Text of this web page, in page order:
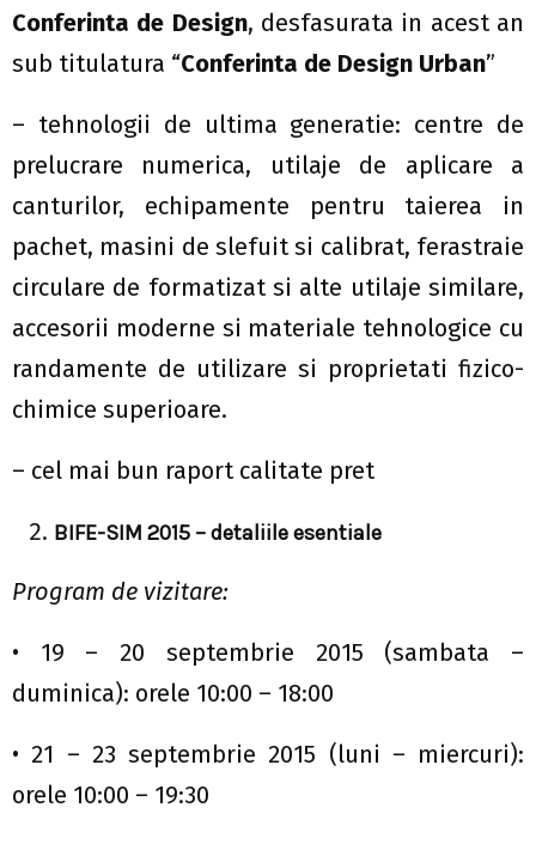
Conferinta de Design, desfasurata in acest an
sub titulatura “Conferinta de Design Urban”
– tehnologii de ultima generatie: centre de
prelucrare numerica, utilaje de aplicare a
canturilor, echipamente pentru taierea in
pachet, masini de slefuit si calibrat, ferastraie
circulare de formatizat si alte utilaje similare,
accesorii moderne si materiale tehnologice cu
randamente de utilizare si proprietati fizico-
chimice superioare.
– cel mai bun raport calitate pret
BIFE-SIM 2015 – detaliile esentiale
Program de vizitare:
• 19 – 20 septembrie 2015 (sambata –
duminica): orele 10:00 – 18:00
• 21 – 23 septembrie 2015 (luni – miercuri):
orele 10:00 – 19:30